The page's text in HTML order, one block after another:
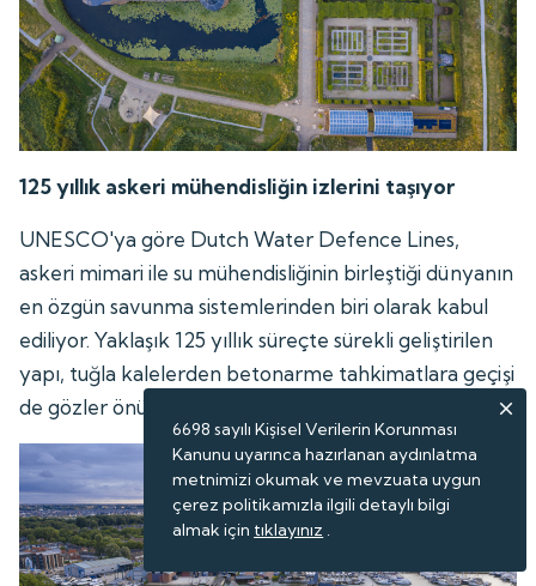
125 yıllık askeri mühendisliğin izlerini taşıyor
UNESCO'ya göre Dutch Water Defence Lines,
askeri mimari ile su mühendisliğinin birleştiği dünyanın
en özgün savunma sistemlerinden biri olarak kabul
ediliyor. Yaklaşık 125 yıllık süreçte sürekli geliştirilen
yapı, tuğla kalelerden betonarme tahkimatlara geçişi
de gözler önüne seriyor.
6698 sayılı Kişisel Verilerin Korunması
Kanunu uyarınca hazırlanan aydınlatma
metnimizi okumak ve mevzuata uygun
çerez politikamızla ilgili detaylı bilgi
almak için tıklayınız .